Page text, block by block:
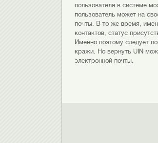
пользователя в системе
пользователь может на
почты. В то же время,
контактов, статус
Именно поэтому следует
кражи. Но вернуть UIN
электронной почты.